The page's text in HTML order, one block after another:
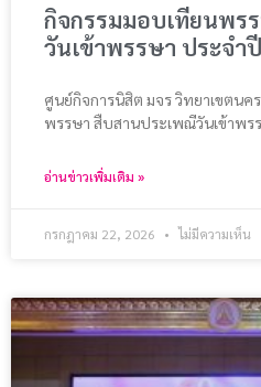
กิจกรรมมอบเทียนพร
วันเข้าพรรษา ประจำ
ศูนย์กิจการนิสิต มจร วิทยาเขตน
พรรษา สืบสานประเพณีวันเข้าพร
อ่านข่าวเพิ่มเติม »
กรกฎาคม 22, 2026 ไม่มีความเห็น